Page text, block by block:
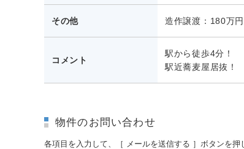
その他 造作譲渡：180万円
コメント
駅から徒歩4分！
駅近蕎麦屋居抜！
物件のお問い合わせ
各項目を入力して、［ メールを送信する ］ボタンを押